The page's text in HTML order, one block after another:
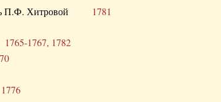
П.Ф. Хитровой 1781
1765-1767, 1782
1776